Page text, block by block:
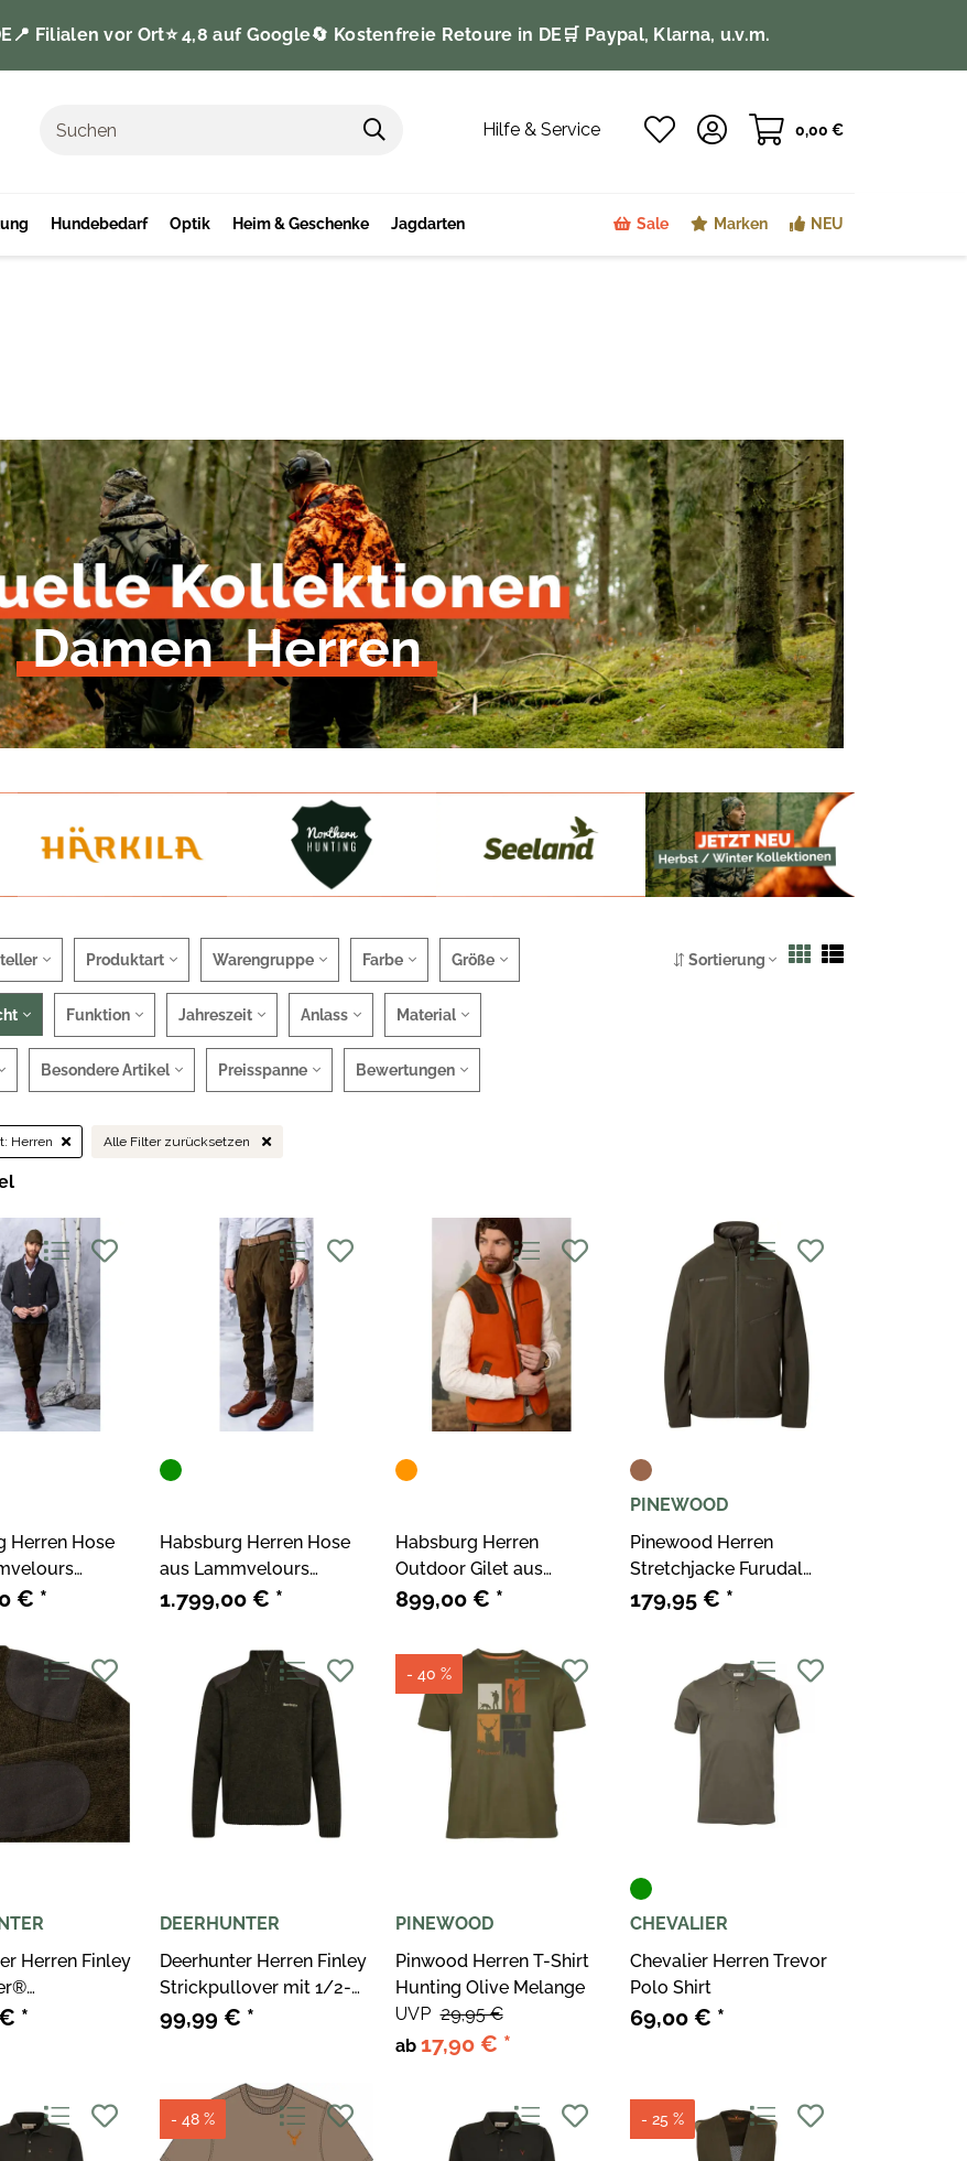
📍 Filialen vor Ort⭐️ 4,8 auf Google🔄 Kostenfreie Retoure in DE 🛒 Paypal, Klarna, u.v.m.
Hilfe & Service 0,00 €
Hundebedarf Optik Heim & Geschenke Jagdarten Sale Marken NEU
Damen Herren
Produktart Warengruppe Farbe Größe
Funktion Jahreszeit Anlass Material
Besondere Artikel Preisspanne Bewertungen
Sortierung
Herren Alle Filter zurücksetzen
Herren Hose
€ *
Habsburg Herren Hose
aus Lammvelours
Wagrain Oliv
1.799,00 € *
Habsburg Herren
Outdoor Gilet aus
Schurwolle Drasing
899,00 € *
PINEWOOD
Pinewood Herren
Stretchjacke Furudal
Hunters Hybrid
179,95 € *
Herren Finley
Woodland
*
DEERHUNTER
Deerhunter Herren Finley
Strickpullover mit 1/2-
Reißverschluss
99,99 € *
- 40 %
PINEWOOD
Pinwood Herren T-Shirt
Hunting Olive Melange
ab 17,90 € *
UVP 29,95 €
CHEVALIER
Chevalier Herren Trevor
Polo Shirt
69,00 € *
- 48 % - 25 %